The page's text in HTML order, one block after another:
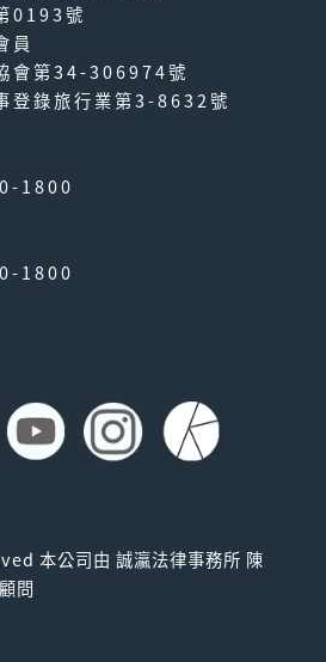
0193號
員
會第34-306974號
登錄旅行業第3-8632號
1800
1800
本公司由 誠瀛法律事務所 陳
問